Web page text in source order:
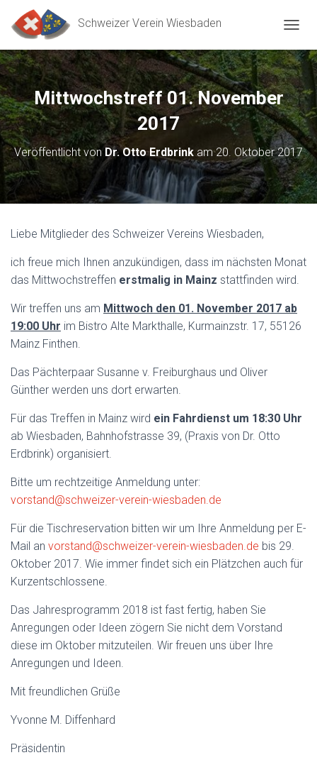
Schweizer Verein Wiesbaden
A
V
I
G
A
T
I
O
N
U
M
S
T
E
Mittwochstreff 01. November
2017
Veröffentlicht vonDr. Otto Erdbrinkam20. Oktober 2017
Liebe Mitglieder des Schweizer Vereins Wiesbaden,
ich freue mich Ihnen anzukündigen, dass im nächsten Monat
das Mittwochstreffen erstmalig in Mainz stattfinden wird.
Wir treffen uns am Mittwoch den 01. November 2017 ab
19:00 Uhr im Bistro Alte Markthalle, Kurmainzstr. 17, 55126
Mainz Finthen.
Das Pächterpaar Susanne v. Freiburghaus und Oliver
Günther werden uns dort erwarten.
Für das Treffen in Mainz wird ein Fahrdienst um 18:30 Uhr
ab Wiesbaden, Bahnhofstrasse 39, (Praxis von Dr. Otto
Erdbrink) organisiert.
Bitte um rechtzeitige Anmeldung unter:
vorstand@schweizer-verein-wiesbaden.de
Für die Tischreservation bitten wir um Ihre Anmeldung per E-
Mail an vorstand@schweizer-verein-wiesbaden.de bis 29.
Oktober 2017. Wie immer findet sich ein Plätzchen auch für
Kurzentschlossene.
Das Jahresprogramm 2018 ist fast fertig, haben Sie
Anregungen oder Ideen zögern Sie nicht dem Vorstand
diese im Oktober mitzuteilen. Wir freuen uns über Ihre
Anregungen und Ideen.
Mit freundlichen Grüße
Yvonne M. Diffenhard
Präsidentin